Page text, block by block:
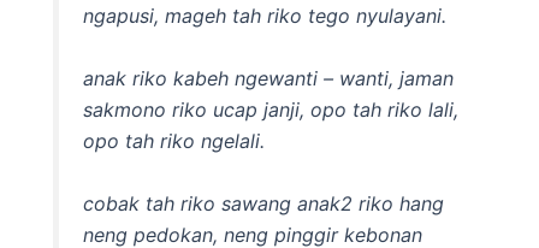
ngapusi, mageh tah riko tego nyulayani.
anak riko kabeh ngewanti – wanti, jaman
sakmono riko ucap janji, opo tah riko lali,
opo tah riko ngelali.
cobak tah riko sawang anak2 riko hang
neng pedokan, neng pinggir kebonan